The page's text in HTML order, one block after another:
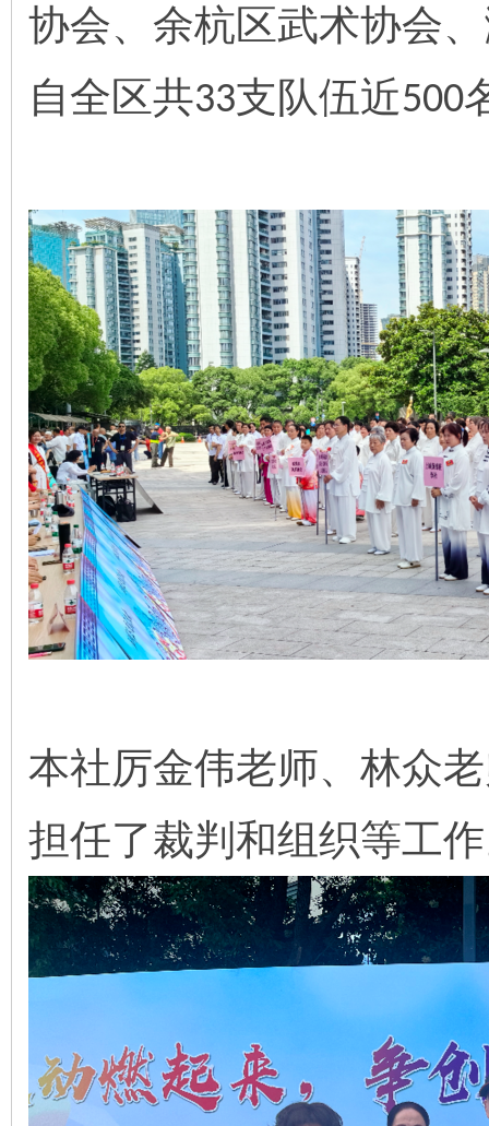
协会、余杭区武术协会
自全区共33支队伍近500
本社厉金伟老师、林众
担任了裁判和组织等工